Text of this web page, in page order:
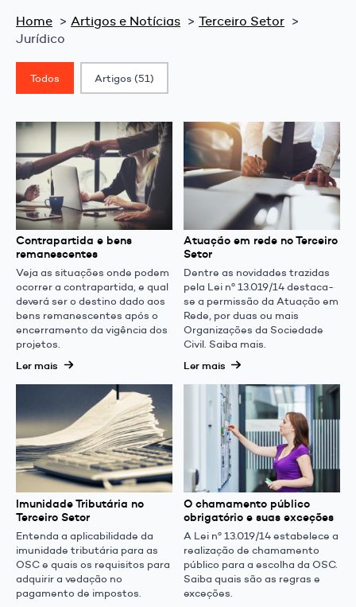
Home Artigos e Notícias
Terceiro Setor
Jurídico
Classif. Post
Todos Artigos (51)
Contrapartida e bens
remanescentes
Veja as situações onde podem
ocorrer a contrapartida, e qual
deverá ser o destino dado aos
bens remanescentes após o
encerramento da vigência dos
projetos.
Ler mais
Atuação em rede no Terceiro
Setor
Dentre as novidades trazidas
pela Lei nº 13.019/14 destaca-
se a permissão da Atuação em
Rede, por duas ou mais
Organizações da Sociedade
Civil. Saiba mais.
Ler mais
Imunidade Tributária no
Terceiro Setor
Entenda a aplicabilidade da
imunidade tributária para as
OSC e quais os requisitos para
adquirir a vedação no
pagamento de impostos.
O chamamento público
obrigatório e suas exceções
A Lei nº 13.019/14 estabelece a
realização de chamamento
público para a escolha da OSC.
Saiba quais são as regras e
exceções.